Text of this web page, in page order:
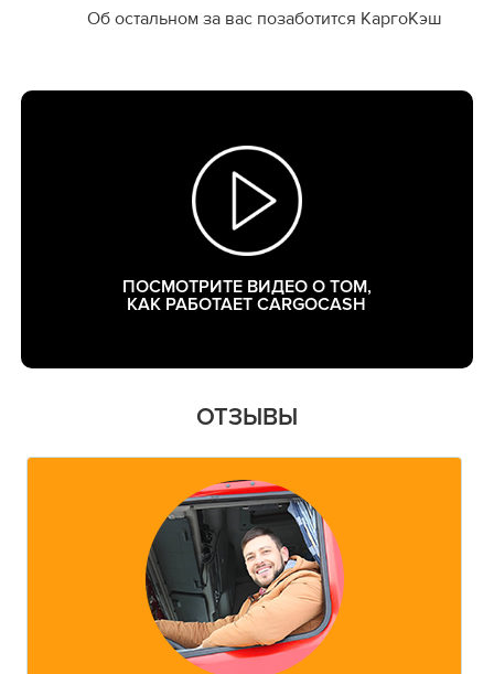
Об остальном за вас позаботится КаргоКэш
ПОСМОТРИТЕ ВИДЕО О ТОМ,
КАК РАБОТАЕТ CARGOCASH
ОТЗЫВЫ